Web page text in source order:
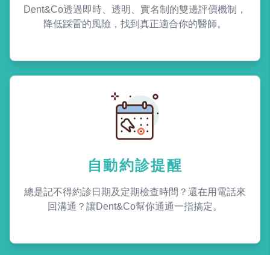
Dent&Co透過即時、透明、實名制的雙邊評價機制，
降低踩雷的風險，找到真正適合你的醫師。
自動約診提醒
總是記不得約診日期及定期檢查時間？還在用電話來
回溝通？讓Dent&Co幫你通通一指搞定。